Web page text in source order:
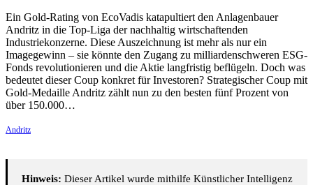
Ein Gold-Rating von EcoVadis katapultiert den Anlagenbauer
Andritz in die Top-Liga der nachhaltig wirtschaftenden
Industriekonzerne. Diese Auszeichnung ist mehr als nur ein
Imagegewinn – sie könnte den Zugang zu milliardenschweren ESG-
Fonds revolutionieren und die Aktie langfristig beflügeln. Doch was
bedeutet dieser Coup konkret für Investoren? Strategischer Coup mit
Gold-Medaille Andritz zählt nun zu den besten fünf Prozent von
über 150.000…
Andritz
Hinweis: Dieser Artikel wurde mithilfe Künstlicher Intelligenz